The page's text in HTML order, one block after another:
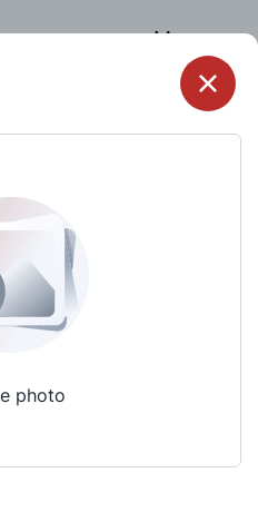
Menu
photo